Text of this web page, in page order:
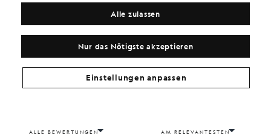
Nur das Nötigste akzeptieren
Alle zulassen
Einstellungen anpassen